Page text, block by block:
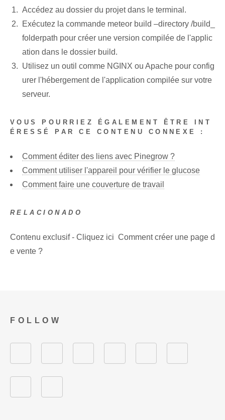
Accédez au dossier du projet dans le terminal.
Exécutez la commande meteor build –directory /build_
folderpath pour créer une version compilée de l'applic
ation dans le dossier build.
Utilisez un outil comme NGINX ou Apache pour config
urer l'hébergement de l'application compilée sur votre
serveur.
VOUS POURRIEZ ÉGALEMENT ÊTRE INT
ÉRESSÉ PAR CE CONTENU CONNEXE :
Comment éditer des liens avec Pinegrow ?
Comment utiliser l'appareil pour vérifier le glucose
Comment faire une couverture de travail
RELACIONADO
Contenu exclusif - Cliquez ici Comment créer une page d
e vente ?
FOLLOW